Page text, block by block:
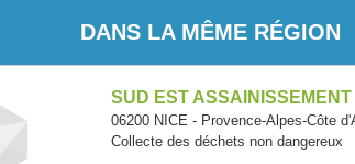
DANS LA MÊME RÉGION
SUD EST ASSAINISSEMENT
06200 NICE - Provence-Alpes-Côte
Collecte des déchets non dangereux